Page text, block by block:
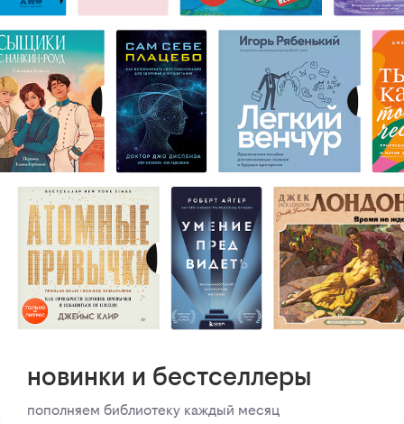
новинки и бестселлеры
пополняем библиотеку каждый месяц